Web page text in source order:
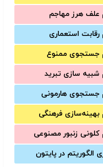
علف هرز مهاجم
رقابت استعماری
جستجوی ممنوع
شبیه سازی تبرید
جستجوی هارمونی
بهینه‌سازی فرهنگی
کلونی زنبور مصنوعی
الگوریتم در پایتون